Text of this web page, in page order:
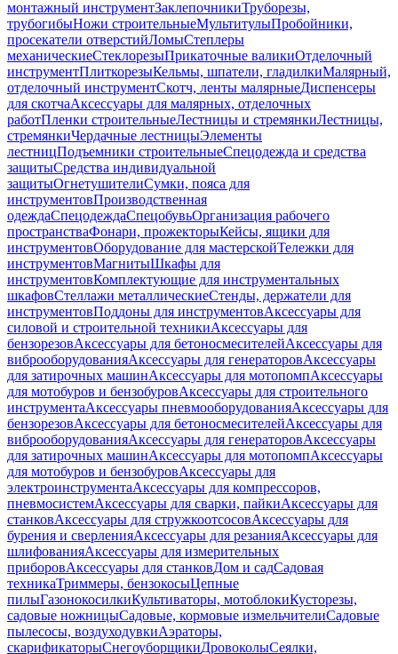
монтажный инструментЗаклепочникиТруборезы,
трубогибыНожи строительныеМультитулыПробойники,
просекатели отверстийЛомыСтеплеры
механическиеСтеклорезыПрикаточные валикиОтделочный
инструментПлиткорезыКельмы, шпатели, гладилкиМалярный,
отделочный инструментСкотч, ленты малярныеДиспенсеры
для скотчаАксессуары для малярных, отделочных
работПленки строительныеЛестницы и стремянкиЛестницы,
стремянкиЧердачные лестницыЭлементы
лестницПодъемники строительныеСпецодежда и средства
защитыСредства индивидуальной
защитыОгнетушителиСумки, пояса для
инструментовПроизводственная
одеждаСпецодеждаСпецобувьОрганизация рабочего
пространстваФонари, прожекторыКейсы, ящики для
инструментовОборудование для мастерскойТележки для
инструментовМагнитыШкафы для
инструментовКомплектующие для инструментальных
шкафовСтеллажи металлическиеСтенды, держатели для
инструментовПоддоны для инструментовАксессуары для
силовой и строительной техникиАксессуары для
бензорезовАксессуары для бетоносмесителейАксессуары для
виброоборудованияАксессуары для генераторовАксессуары
для затирочных машинАксессуары для мотопомпАксессуары
для мотобуров и бензобуровАксессуары для строительного
инструментаАксессуары пневмооборудованияАксессуары для
бензорезовАксессуары для бетоносмесителейАксессуары для
виброоборудованияАксессуары для генераторовАксессуары
для затирочных машинАксессуары для мотопомпАксессуары
для мотобуров и бензобуровАксессуары для
электроинструментаАксессуары для компрессоров,
пневмосистемАксессуары для сварки, пайкиАксессуары для
станковАксессуары для стружкоотсосовАксессуары для
бурения и сверленияАксессуары для резанияАксессуары для
шлифованияАксессуары для измерительных
приборовАксессуары для станковДом и садСадовая
техникаТриммеры, бензокосыЦепные
пилыГазонокосилкиКультиваторы, мотоблокиКусторезы,
садовые ножницыСадовые, кормовые измельчителиСадовые
пылесосы, воздуходувкиАэраторы,
скарификаторыСнегоуборщикиДровоколыСеялки,